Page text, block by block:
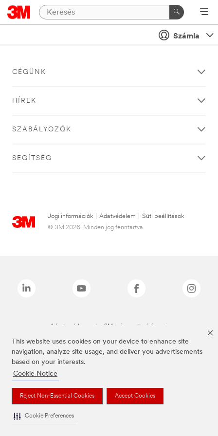
This website uses cookies on your device to enhance site
navigation, analyze site usage, and deliver you advertisements
based on your interests.
Cookie Notice
Reject Non-Essential Cookies Accept Cookies
Cookie Preferences
Számla
CÉGÜNK
HÍREK
SZABÁLYOZÓK
SEGÍTSÉG
Jogi információk Adatvédelem
Süti beállítások
© 3M 2026. Minden jog fenntartva.
A fenti márkanevek a 3M bejegyzett védjegyei.